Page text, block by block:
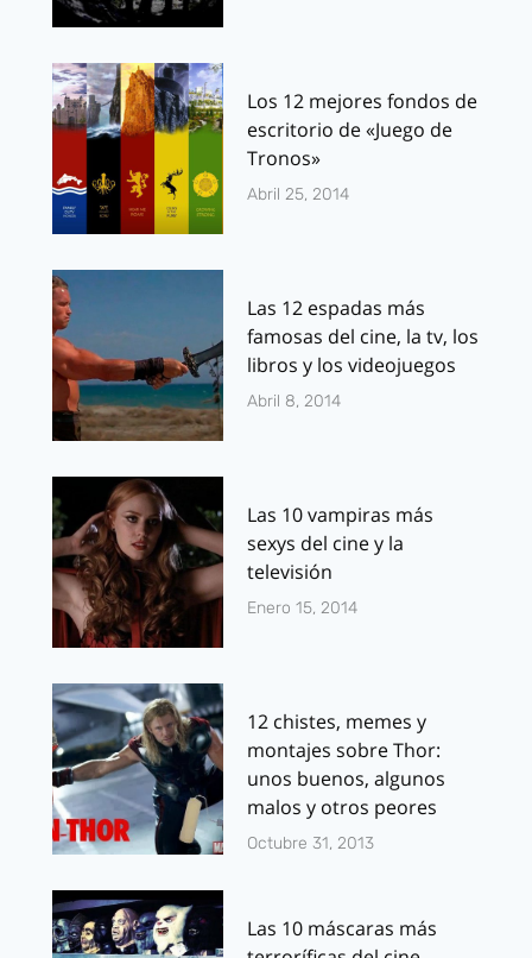
Los 12 mejores fondos de
escritorio de «Juego de
Tronos»
Abril 25, 2014
Las 12 espadas más
famosas del cine, la tv, los
libros y los videojuegos
Abril 8, 2014
Las 10 vampiras más
sexys del cine y la
televisión
Enero 15, 2014
12 chistes, memes y
montajes sobre Thor:
unos buenos, algunos
malos y otros peores
Octubre 31, 2013
Las 10 máscaras más